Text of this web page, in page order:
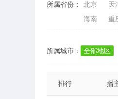
所属省份： 北京 天
海南
重
所属城市： 全部地区
排行 播